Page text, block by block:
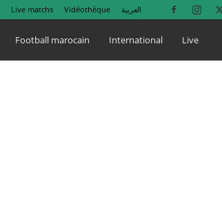
Live matchs Vidéothèque العربية
Football marocain International Live